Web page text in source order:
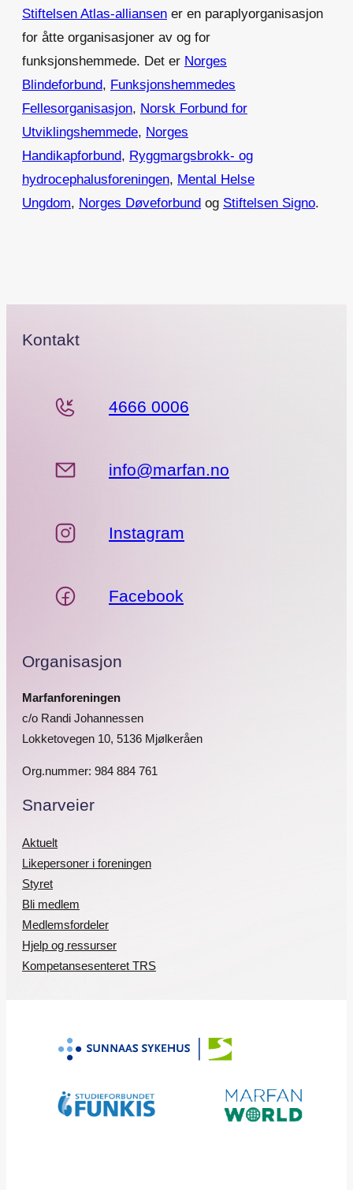
Stiftelsen Atlas-alliansen er en paraplyorganisasjon
for åtte organisasjoner av og for
funksjonshemmede. Det er Norges
Blindeforbund, Funksjonshemmedes
Fellesorganisasjon, Norsk Forbund for
Utviklingshemmede, Norges
Handikapforbund, Ryggmargsbrokk- og
hydrocephalusforeningen, Mental Helse
Ungdom, Norges Døveforbund og Stiftelsen Signo.
Kontakt
4666 0006
info@marfan.no
Instagram
Facebook
Organisasjon
Marfanforeningen
c/o Randi Johannessen
Lokketovegen 10, 5136 Mjølkeråen
Org.nummer: 984 884 761
Snarveier
Aktuelt
Likepersoner i foreningen
Styret
Bli medlem
Medlemsfordeler
Hjelp og ressurser
Kompetansesenteret TRS